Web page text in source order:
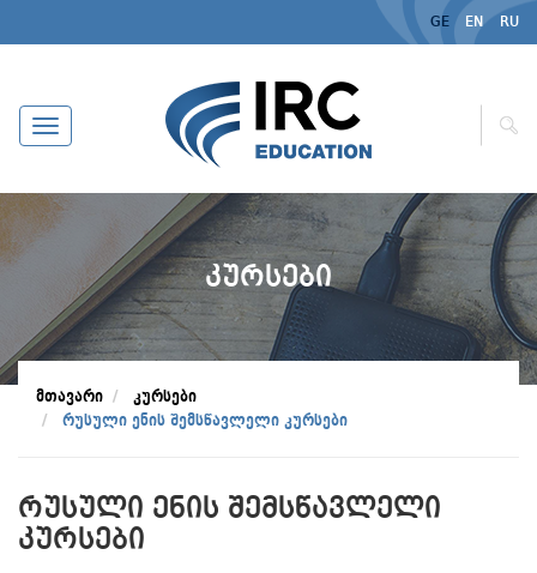
GE EN RU
ნ
ა
ა
ᲙᲣᲠᲡᲔᲑᲘ
Მთავარი
Კურსები
Რუსული Ენის Შემსწავლელი Კურსები
ᲠᲣᲡᲣᲚᲘ ᲔᲜᲘᲡ ᲨᲔᲛᲡᲬᲐᲕᲚᲔᲚᲘ
ᲙᲣᲠᲡᲔᲑᲘ